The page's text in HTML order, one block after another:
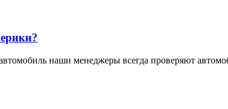
наши менеджеры всегда проверяют